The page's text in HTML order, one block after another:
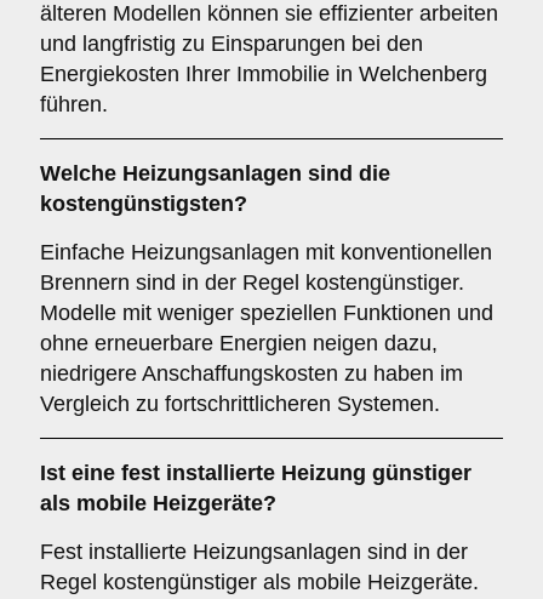
älteren Modellen können sie effizienter arbeiten
und langfristig zu Einsparungen bei den
Energiekosten Ihrer Immobilie in Welchenberg
führen.
Welche Heizungsanlagen sind die
kostengünstigsten?
Einfache Heizungsanlagen mit konventionellen
Brennern sind in der Regel kostengünstiger.
Modelle mit weniger speziellen Funktionen und
ohne erneuerbare Energien neigen dazu,
niedrigere Anschaffungskosten zu haben im
Vergleich zu fortschrittlicheren Systemen.
Ist eine fest installierte Heizung günstiger
als mobile Heizgeräte?
Fest installierte Heizungsanlagen sind in der
Regel kostengünstiger als mobile Heizgeräte.